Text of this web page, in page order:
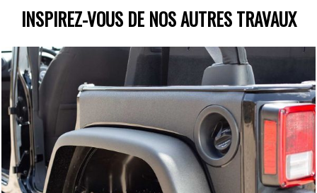
INSPIREZ-VOUS DE NOS AUTRES TRAVAUX